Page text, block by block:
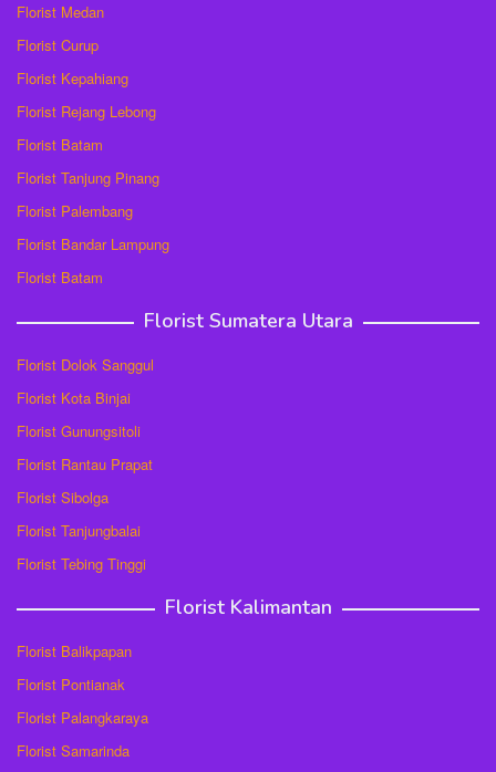
Florist Medan
Florist Curup
Florist Kepahiang
Florist Rejang Lebong
Florist Batam
Florist Tanjung Pinang
Florist Palembang
Florist Bandar Lampung
Florist Batam
Florist Sumatera Utara
Florist Dolok Sanggul
Florist Kota Binjai
Florist Gunungsitoli
Florist Rantau Prapat
Florist Sibolga
Florist Tanjungbalai
Florist Tebing Tinggi
Florist Kalimantan
Florist Balikpapan
Florist Pontianak
Florist Palangkaraya
Florist Samarinda